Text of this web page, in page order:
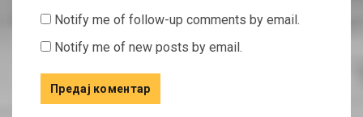
Notify me of follow-up comments by email.
Notify me of new posts by email.